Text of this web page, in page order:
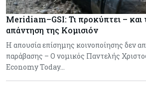
Meridiam–GSI: Τι προκύπτει – και
απάντηση της Κομισιόν
Η απουσία επίσημης κοινοποίησης δεν
παράβασης – Ο νομικός Παντελής
Economy Today…